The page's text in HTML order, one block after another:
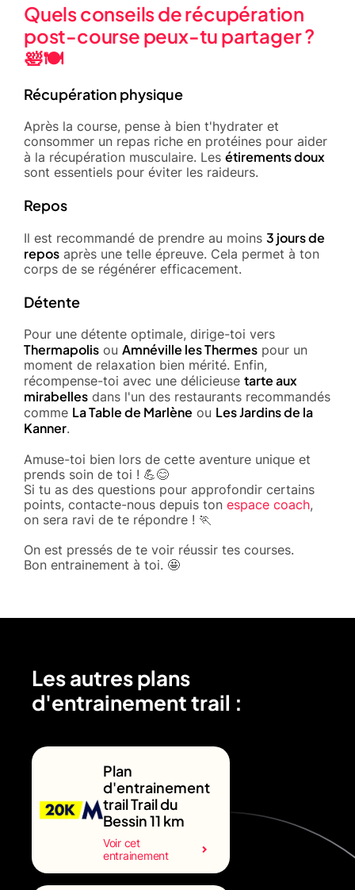
Quels conseils de récupération
post-course peux-tu partager ?
🛀🍽️
Récupération physique
Après la course, pense à bien t'hydrater et
consommer un repas riche en protéines pour aider
à la récupération musculaire. Les étirements doux
sont essentiels pour éviter les raideurs.
Repos
Il est recommandé de prendre au moins 3 jours de
repos après une telle épreuve. Cela permet à ton
corps de se régénérer efficacement.
Détente
Pour une détente optimale, dirige-toi vers
Thermapolis ou Amnéville les Thermes pour un
moment de relaxation bien mérité. Enfin,
récompense-toi avec une délicieuse tarte aux
mirabelles dans l'un des restaurants recommandés
comme La Table de Marlène ou Les Jardins de la
Kanner.
Amuse-toi bien lors de cette aventure unique et
prends soin de toi ! 💪😊
Si tu as des questions pour approfondir certains
points, contacte-nous depuis ton espace coach,
on sera ravi de te répondre ! 🏃
On est pressés de te voir réussir tes courses.
Bon entrainement à toi. 🤩
Les autres plans
d'entrainement trail :
Plan
d'entrainement
trail Trail du
Bessin 11 km
Voir cet
entrainement